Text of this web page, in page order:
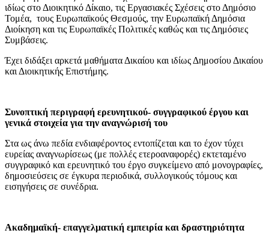
ιδίως στο Διοικητικό Δίκαιο, τις Εργασιακές Σχέσεις στο Δημόσιο
Τομέα, τους Ευρωπαϊκούς Θεσμούς, την Ευρωπαϊκή Δημόσια
Διοίκηση και τις Ευρωπαϊκές Πολιτικές καθώς και τις Δημόσιες
Συμβάσεις.
Έχει διδάξει αρκετά μαθήματα Δικαίου και ιδίως Δημοσίου Δικαίου
και Διοικητικής Επιστήμης.
Συνοπτική περιγραφή ερευνητικού- συγγραφικού έργου και
γενικά στοιχεία για την αναγνώρισή του
Στα ως άνω πεδία ενδιαφέροντος εντοπίζεται και το έχον τύχει
ευρείας αναγνωρίσεως (με πολλές ετεροαναφορές) εκτεταμένο
συγγραφικό και ερευνητικό του έργο συγκείμενο από μονογραφίες,
δημοσιεύσεις σε έγκυρα περιοδικά, συλλογικούς τόμους και
εισηγήσεις σε συνέδρια.
Ακαδημαϊκή- επαγγελματική εμπειρία και δραστηριότητα